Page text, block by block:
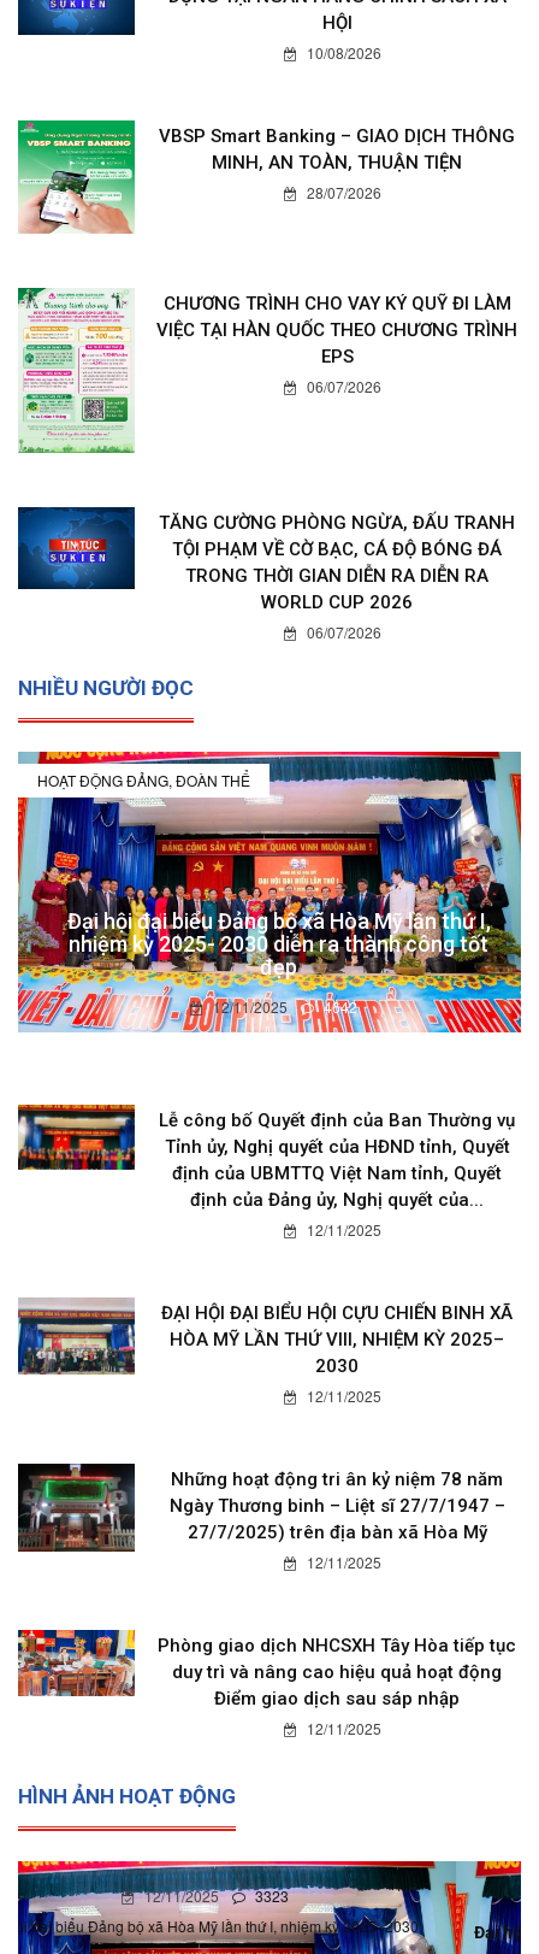
HỘI
10/08/2026
VBSP Smart Banking – GIAO DỊCH THÔNG
MINH, AN TOÀN, THUẬN TIỆN
28/07/2026
CHƯƠNG TRÌNH CHO VAY KÝ QUỸ ĐI LÀM
VIỆC TẠI HÀN QUỐC THEO CHƯƠNG TRÌNH
EPS
06/07/2026
TĂNG CƯỜNG PHÒNG NGỪA, ĐẤU TRANH
TỘI PHẠM VỀ CỜ BẠC, CÁ ĐỘ BÓNG ĐÁ
TRONG THỜI GIAN DIỄN RA DIỄN RA
WORLD CUP 2026
06/07/2026
NHIỀU NGƯỜI ĐỌC
HOẠT ĐỘNG ĐẢNG, ĐOÀN THỂ
Đại hội đại biểu Đảng bộ xã Hòa Mỹ lần thứ I,
nhiệm kỳ 2025- 2030 diễn ra thành công tốt
đẹp
12/11/2025 4642
Lễ công bố Quyết định của Ban Thường vụ
Tỉnh ủy, Nghị quyết của HĐND tỉnh, Quyết
định của UBMTTQ Việt Nam tỉnh, Quyết
định của Đảng ủy, Nghị quyết của...
12/11/2025
ĐẠI HỘI ĐẠI BIỂU HỘI CỰU CHIẾN BINH XÃ
HÒA MỸ LẦN THỨ VIII, NHIỆM KỲ 2025–
2030
12/11/2025
Những hoạt động tri ân kỷ niệm 78 năm
Ngày Thương binh – Liệt sĩ 27/7/1947 –
27/7/2025) trên địa bàn xã Hòa Mỹ
12/11/2025
Phòng giao dịch NHCSXH Tây Hòa tiếp tục
duy trì và nâng cao hiệu quả hoạt động
Điểm giao dịch sau sáp nhập
12/11/2025
HÌNH ẢNH HOẠT ĐỘNG
12/11/2025 0
Đại hội đại biểu Đảng bộ xã Hòa Mỹ lần thứ I, nhiệm kỳ 2025-